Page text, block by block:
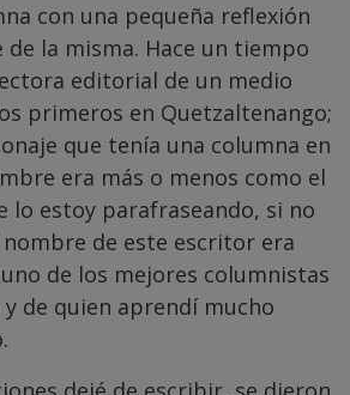
con una pequeña reflexión
la misma. Hace un tiempo
editorial de un medio
primeros en Quetzaltenango;
que tenía una columna en
era más o menos como el
lo estoy parafraseando, si no
nombre de este escritor era
de los mejores columnistas
de quien aprendí mucho